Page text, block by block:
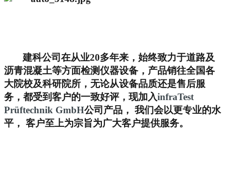
建科公司在从业20多年来，始终致力于道路及
沥青混凝土等方面检测仪器设备，产品销往全国各
大院校及科研院所，无论从设备品质还是售后服
务，都受到客户的一致好评，现加入infraTest
Prüftechnik GmbH公司产品， 我们会以更专业的水
平， 客户至上为宗旨为广大客户提供服务。